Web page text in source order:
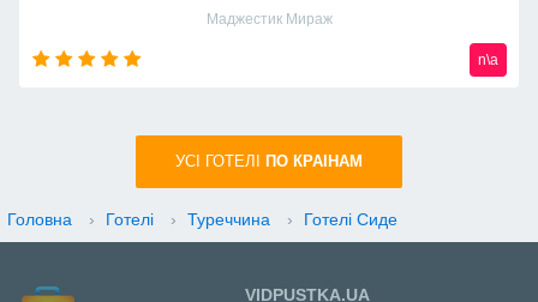
Маджестик Мираж
n\a
УСI ГОТЕЛІ ПО КРАIНАМ
Головна › Готелі › Туреччина › Готелі Сиде
VIDPUSTKA.UA